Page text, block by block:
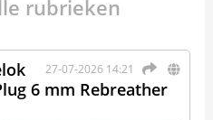
rubrieken
27-07-2026 14:21
6 mm Rebreather